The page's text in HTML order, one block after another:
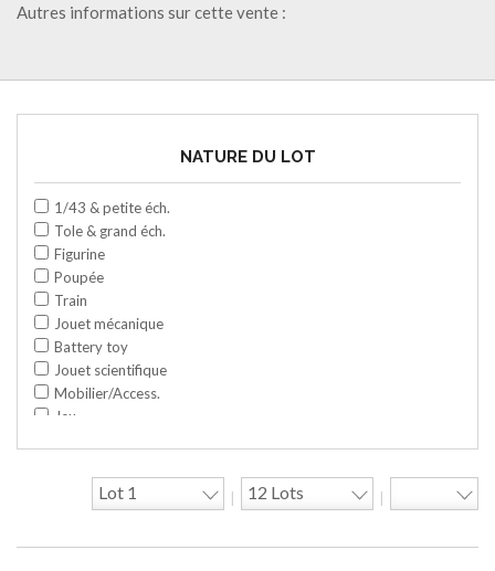
Autres informations sur cette vente :
NATURE DU LOT
1/43 & petite éch.
Tole & grand éch.
Figurine
Poupée
Train
Jouet mécanique
Battery toy
Jouet scientifique
Mobilier/Access.
Jeu
Travaux publics
Jeu construction